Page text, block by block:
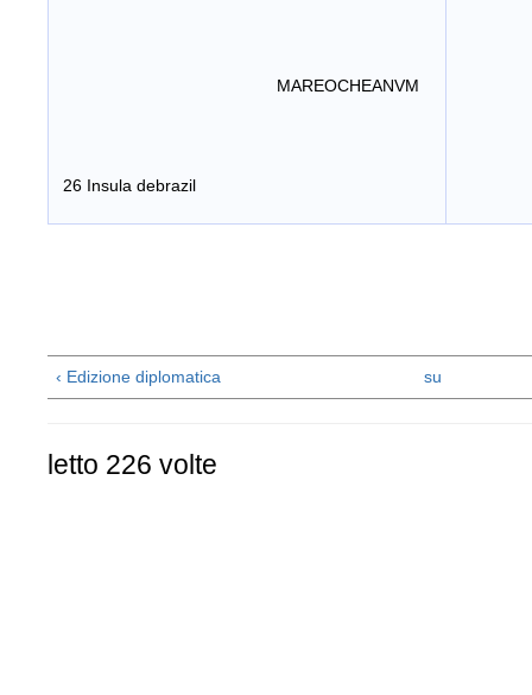
MAREOCHEANVM
26 Insula debrazil
‹ Edizione diplomatica su
letto 226 volte